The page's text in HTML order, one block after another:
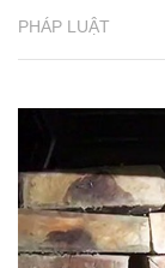
PHÁP LUẬT